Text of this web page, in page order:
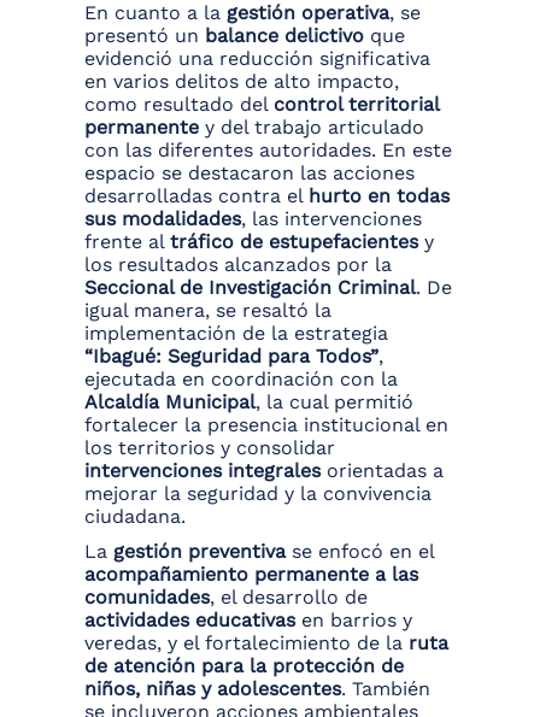
En cuanto a la gestión operativa, se
presentó un balance delictivo que
evidenció una reducción significativa
en varios delitos de alto impacto,
como resultado del control territorial
permanente y del trabajo articulado
con las diferentes autoridades. En este
espacio se destacaron las acciones
desarrolladas contra el hurto en todas
sus modalidades, las intervenciones
frente al tráfico de estupefacientesy
los resultados alcanzados por la
Seccional de Investigación Criminal. De
igual manera, se resaltó la
implementación de la estrategia
“Ibagué: Seguridad para Todos”,
ejecutada en coordinación con la
Alcaldía Municipal, la cual permitió
fortalecer la presencia institucional en
los territorios y consolidar
intervenciones integralesorientadas a
mejorar la seguridad y la convivencia
ciudadana.
La gestión preventivase enfocó en el
acompañamiento permanente a las
comunidades, el desarrollo de
actividades educativasen barrios y
veredas, y el fortalecimiento de la ruta
de atención para la protección de
niños, niñas y adolescentes. También
se incluyeron acciones ambientales